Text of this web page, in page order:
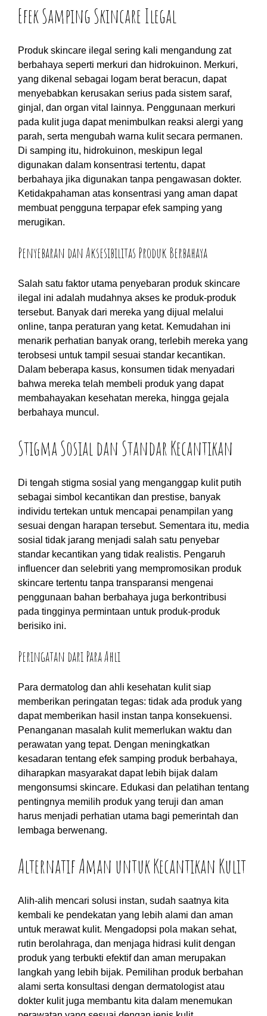
Efek Samping Skincare Ilegal
Produk skincare ilegal sering kali mengandung zat
berbahaya seperti merkuri dan hidrokuinon. Merkuri,
yang dikenal sebagai logam berat beracun, dapat
menyebabkan kerusakan serius pada sistem saraf,
ginjal, dan organ vital lainnya. Penggunaan merkuri
pada kulit juga dapat menimbulkan reaksi alergi yang
parah, serta mengubah warna kulit secara permanen.
Di samping itu, hidrokuinon, meskipun legal
digunakan dalam konsentrasi tertentu, dapat
berbahaya jika digunakan tanpa pengawasan dokter.
Ketidakpahaman atas konsentrasi yang aman dapat
membuat pengguna terpapar efek samping yang
merugikan.
Penyebaran dan Aksesibilitas Produk Berbahaya
Salah satu faktor utama penyebaran produk skincare
ilegal ini adalah mudahnya akses ke produk-produk
tersebut. Banyak dari mereka yang dijual melalui
online, tanpa peraturan yang ketat. Kemudahan ini
menarik perhatian banyak orang, terlebih mereka yang
terobsesi untuk tampil sesuai standar kecantikan.
Dalam beberapa kasus, konsumen tidak menyadari
bahwa mereka telah membeli produk yang dapat
membahayakan kesehatan mereka, hingga gejala
berbahaya muncul.
Stigma Sosial dan Standar Kecantikan
Di tengah stigma sosial yang menganggap kulit putih
sebagai simbol kecantikan dan prestise, banyak
individu tertekan untuk mencapai penampilan yang
sesuai dengan harapan tersebut. Sementara itu, media
sosial tidak jarang menjadi salah satu penyebar
standar kecantikan yang tidak realistis. Pengaruh
influencer dan selebriti yang mempromosikan produk
skincare tertentu tanpa transparansi mengenai
penggunaan bahan berbahaya juga berkontribusi
pada tingginya permintaan untuk produk-produk
berisiko ini.
Peringatan dari Para Ahli
Para dermatolog dan ahli kesehatan kulit siap
memberikan peringatan tegas: tidak ada produk yang
dapat memberikan hasil instan tanpa konsekuensi.
Penanganan masalah kulit memerlukan waktu dan
perawatan yang tepat. Dengan meningkatkan
kesadaran tentang efek samping produk berbahaya,
diharapkan masyarakat dapat lebih bijak dalam
mengonsumsi skincare. Edukasi dan pelatihan tentang
pentingnya memilih produk yang teruji dan aman
harus menjadi perhatian utama bagi pemerintah dan
lembaga berwenang.
Alternatif Aman untuk Kecantikan Kulit
Alih-alih mencari solusi instan, sudah saatnya kita
kembali ke pendekatan yang lebih alami dan aman
untuk merawat kulit. Mengadopsi pola makan sehat,
rutin berolahraga, dan menjaga hidrasi kulit dengan
produk yang terbukti efektif dan aman merupakan
langkah yang lebih bijak. Pemilihan produk berbahan
alami serta konsultasi dengan dermatologist atau
dokter kulit juga membantu kita dalam menemukan